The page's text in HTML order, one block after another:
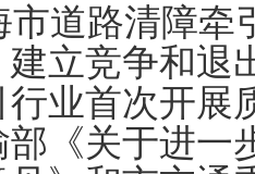
道路清障牵
立竞争和退
业首次开展
《关于进一